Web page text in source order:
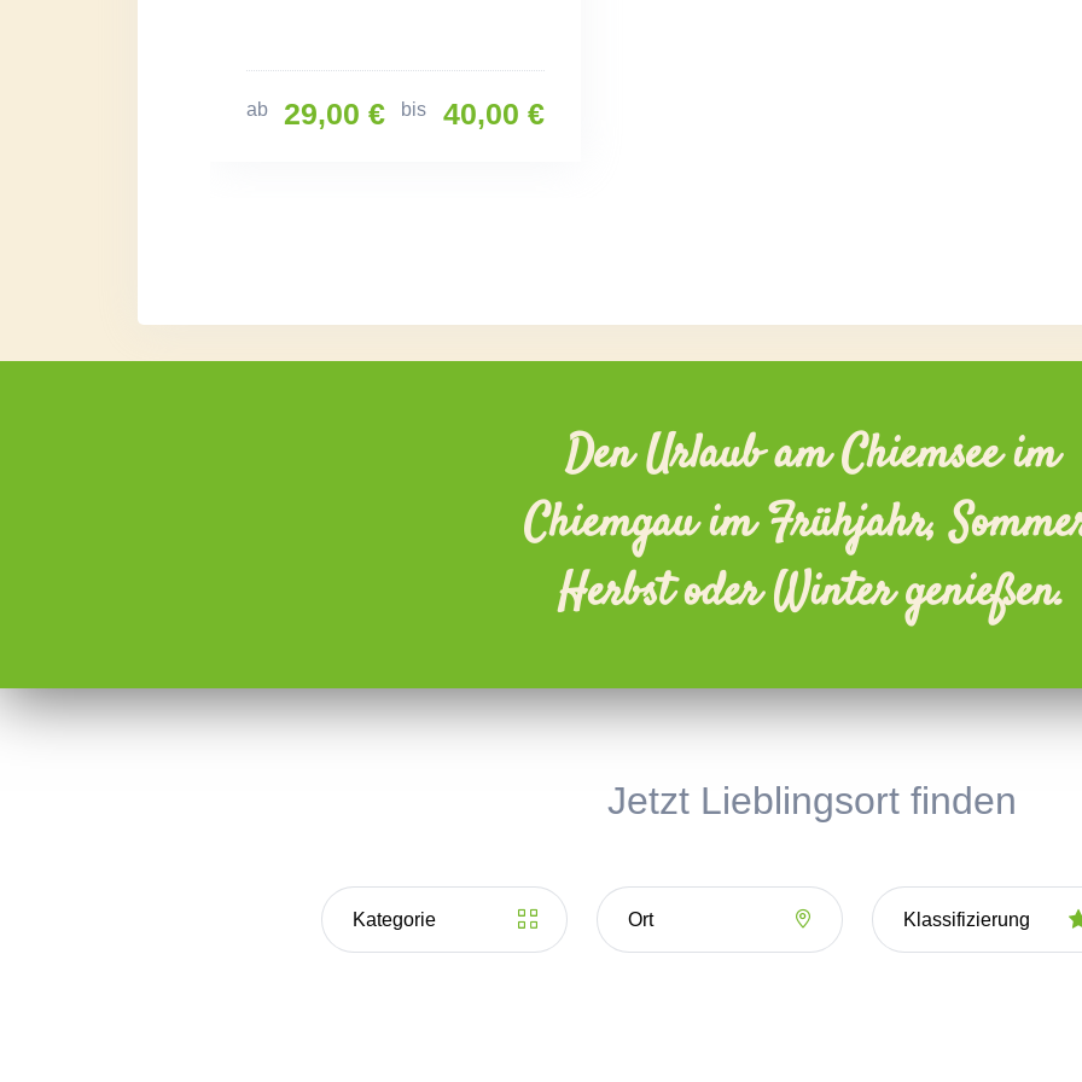
ab 29,00 € bis 40,00 €
Den Urlaub am Chiemsee im
Chiemgau im Frühjahr,
Herbst oder Winter genießen.
Jetzt Lieblingsort finden